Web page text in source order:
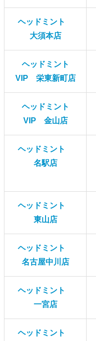
ヘッドミント
大須本店
ヘッドミント
VIP 栄東新町店
ヘッドミント
VIP 金山店
ヘッドミント
名駅店
ヘッドミント
東山店
ヘッドミント
名古屋中川店
ヘッドミント
一宮店
ヘッドミント